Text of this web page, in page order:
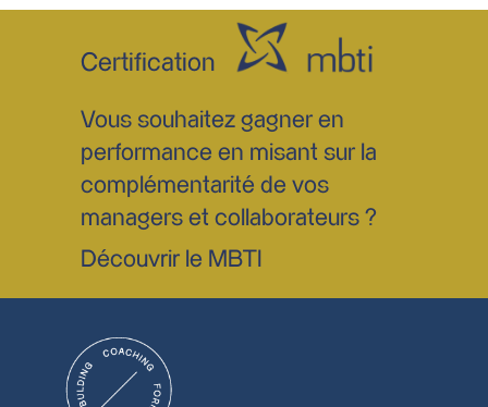
Certification
Vous souhaitez gagner en
performance en misant sur la
complémentarité de vos
managers et collaborateurs ?
Découvrir le MBTI